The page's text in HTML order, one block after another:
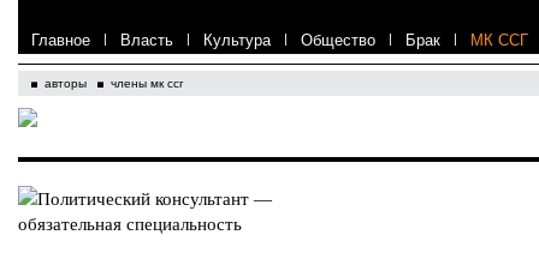
Главное | Власть | Культура | Общество | Брак | МК ССГ
авторы члены мк ссг